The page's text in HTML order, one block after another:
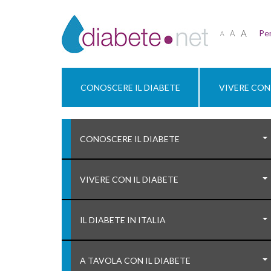
A A A
CONOSCERE IL DIABETE VIVERE
CONOSCERE IL DIABETE
VIVERE CON IL DIABETE
IL DIABETE IN ITALIA
A TAVOLA CON IL DIABETE